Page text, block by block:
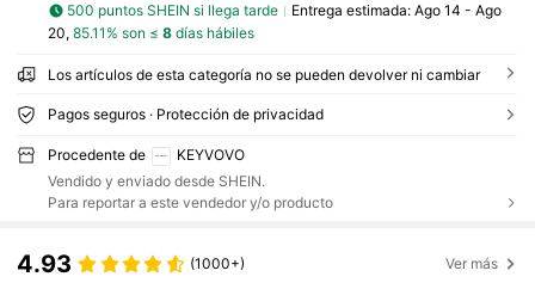
500 puntos SHEIN si llega tarde Entrega estimada: Ago 14 - Ago
20, 85.11% son ≤ 8días hábiles
Los artículos de esta categoría no se pueden devolver ni cambiar
Pagos seguros · Protección de privacidad
Procedente de
KEYVOVO
Vendido y enviado desde SHEIN.
Para reportar a este vendedor y/o producto
4.93 (1000+) Ver más